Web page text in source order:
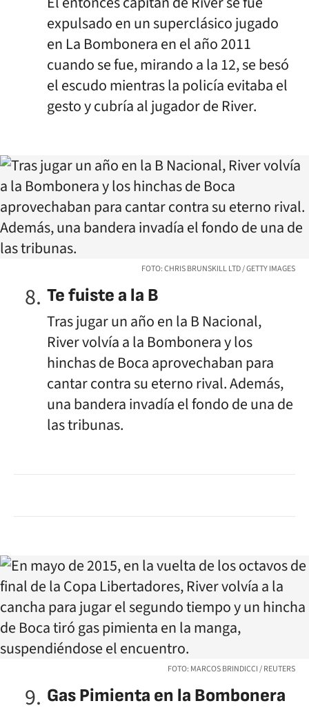
expulsado en un superclásico jugado
en La Bombonera en el año 2011
cuando se fue, mirando a la 12, se besó
el escudo mientras la policía evitaba el
gesto y cubría al jugador de River.
Te fuiste a la B
FOTO: CHRIS BRUNSKILL LTD / GETTY IMAGES
Tras jugar un año en la B Nacional,
River volvía a la Bombonera y los
hinchas de Boca aprovechaban para
cantar contra su eterno rival. Además,
una bandera invadía el fondo de una de
las tribunas.
Gas Pimienta en la Bombonera
FOTO: MARCOS BRINDICCI / REUTERS